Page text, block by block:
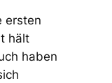
ersten
hält
haben